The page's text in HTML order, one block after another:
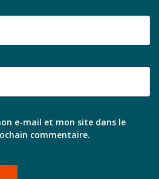
e-mail et mon site dans le
commentaire.